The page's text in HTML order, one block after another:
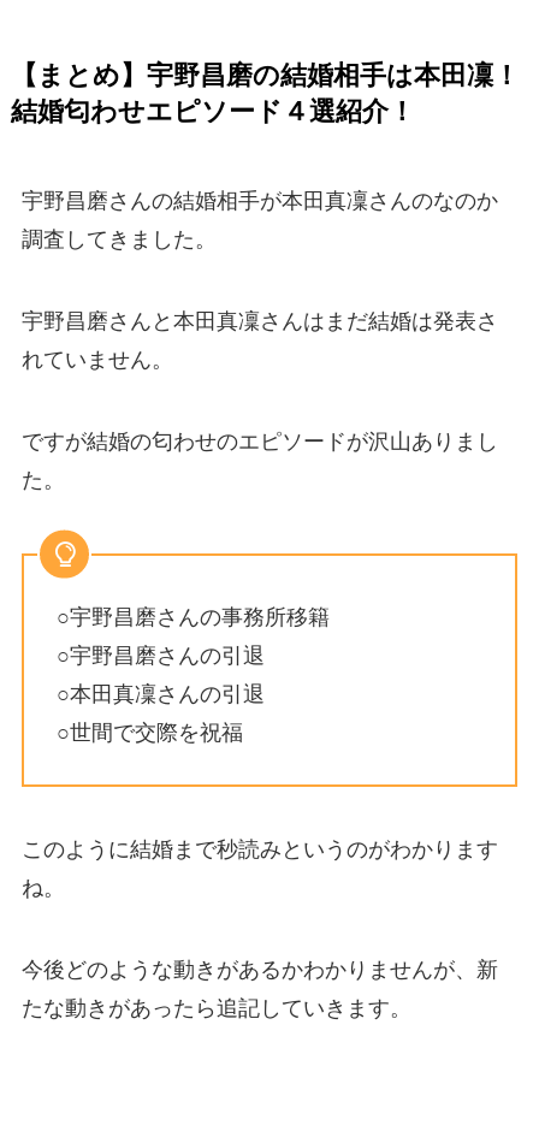
【まとめ】宇野昌磨の結婚相手は本田凜！
結婚匂わせエピソード４選紹介！
宇野昌磨さんの結婚相手が本田真凜さんのなのか
調査してきました。
宇野昌磨さんと本田真凜さんはまだ結婚は発表さ
れていません。
ですが結婚の匂わせのエピソードが沢山ありまし
た。
○宇野昌磨さんの事務所移籍
○宇野昌磨さんの引退
○本田真凜さんの引退
○世間で交際を祝福
このように結婚まで秒読みというのがわかります
ね。
今後どのような動きがあるかわかりませんが、新
たな動きがあったら追記していきます。